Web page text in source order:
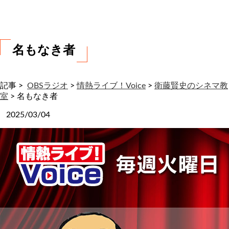
名もなき者
記事 > OBSラジオ >情熱ライブ！Voice > 衛藤賢史のシネマ教
室 > 名もなき者
2025/03/04